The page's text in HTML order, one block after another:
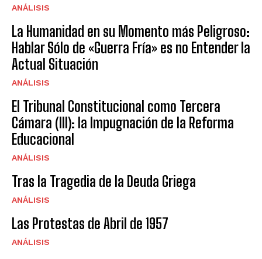
ANÁLISIS
La Humanidad en su Momento más Peligroso:
Hablar Sólo de «Guerra Fría» es no Entender la
Actual Situación
ANÁLISIS
El Tribunal Constitucional como Tercera
Cámara (III): la Impugnación de la Reforma
Educacional
ANÁLISIS
Tras la Tragedia de la Deuda Griega
ANÁLISIS
Las Protestas de Abril de 1957
ANÁLISIS